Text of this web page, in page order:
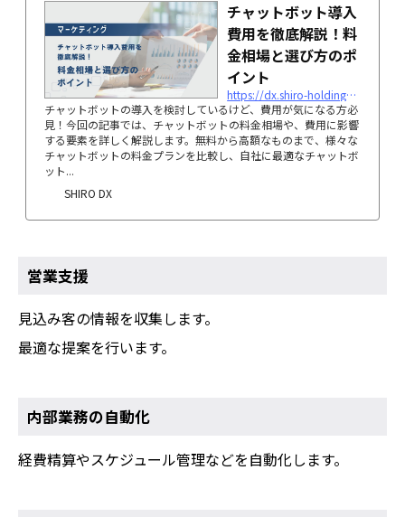
チャットボット導入
費用を徹底解説！料
金相場と選び方のポ
イント
https://dx.shiro-holdings.co.jp/p6220/
チャットボットの導入を検討しているけど、費用が気になる方必
見！今回の記事では、チャットボットの料金相場や、費用に影響
する要素を詳しく解説します。無料から高額なものまで、様々な
チャットボットの料金プランを比較し、自社に最適なチャットボ
ット...
SHIRO DX
営業支援
見込み客の情報を収集します。
最適な提案を行います。
内部業務の自動化
経費精算やスケジュール管理などを自動化します。